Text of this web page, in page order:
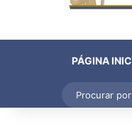
PÁGINA